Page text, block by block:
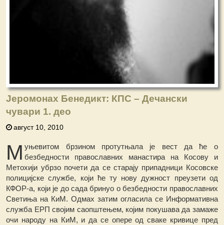
Јеромонах Бенедикт: КПС – Дечански
чувари 1. део
август 10, 2010
М уњевитом брзином протутњала је вест да ће о
безбедности православних манастира на Косову и
Метохији убрзо почети да се старају припадници Косовске
полицијске службе, који ће ту нову дужност преузети од
КФОР-а, који је до сада бринуо о безбедности православних
Светиња на КиМ. Одмах затим огласила се Информативна
служба ЕРП својим саопштењем, којим покушава да замаже
очи народу на КиМ, и да се опере од сваке кривице пред